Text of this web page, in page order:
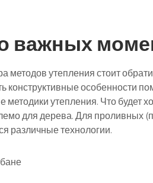
важных
методов утепления стоит
конструктивные особенности
методики утепления. Что будет
для дерева. Для проливных
различные технологии.